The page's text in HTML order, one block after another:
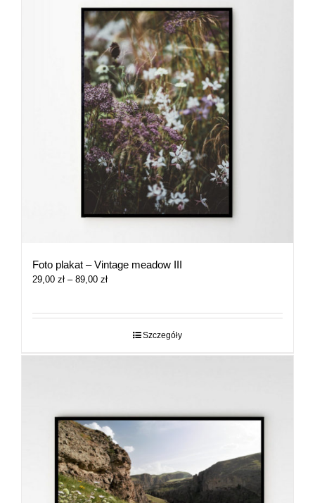
Foto plakat – Vintage meadow III
29,00 zł – 89,00 złZakres
29,00 zł
Szczegóły